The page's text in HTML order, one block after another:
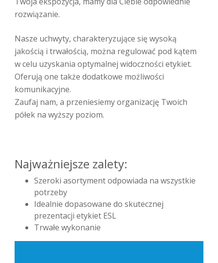
rozwiązanie.
Nasze uchwyty, charakteryzujące się wysoką
jakością i trwałością, można regulować pod kątem
w celu uzyskania optymalnej widoczności etykiet.
Oferują one także dodatkowe możliwości
komunikacyjne.
Zaufaj nam, a przeniesiemy organizację Twoich
półek na wyższy poziom.
Najważniejsze zalety:
Szeroki asortyment odpowiada na wszystkie
potrzeby
Idealnie dopasowane do skutecznej
prezentacji etykiet ESL
Trwałe wykonanie